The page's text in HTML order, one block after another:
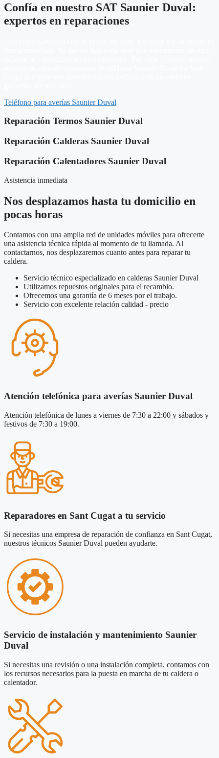
Confía en nuestro SAT Saunier Duval:
expertos en reparaciones
Teléfono para averías Saunier Duval
Reparación Termos Saunier Duval
Reparación Calderas Saunier Duval
Reparación Calentadores Saunier Duval
Asistencia inmediata
Nos desplazamos hasta tu domicilio en
pocas horas
Contamos con una amplia red de unidades móviles para ofrecerte
una asistencia técnica rápida al momento de tu llamada. Al
contactarnos, nos desplazaremos cuanto antes para reparar tu
caldera.
Servicio técnico especializado en calderas Saunier Duval
Utilizamos repuestos originales para el recambio.
Ofrecemos una garantía de 6 meses por el trabajo.
Servicio con excelente relación calidad - precio
Atención telefónica para averías Saunier Duval
Atención telefónica de lunes a viernes de 7:30 a 22:00 y sábados y
festivos de 7:30 a 19:00.
Reparadores en Sant Cugat a tu servicio
Si necesitas una empresa de reparación de confianza en Sant Cugat,
nuestros técnicos Saunier Duval pueden ayudarte.
Servicio de instalación y mantenimiento Saunier
Duval
Si necesitas una revisión o una instalación completa, contamos con
los recursos necesarios para la puesta en marcha de tu caldera o
calentador.